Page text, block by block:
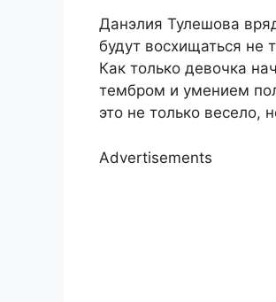
Данэлия Тулешова
будут восхищаться не
Как только девочка
тембром и умением
это не только весело,
Advertisements